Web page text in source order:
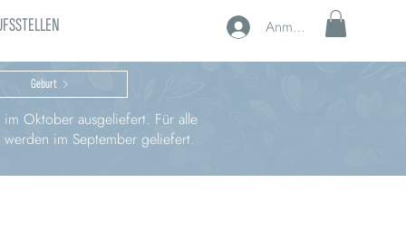
Anmelden
Geburt
Oktober ausgeliefert. Für alle
im September geliefert.